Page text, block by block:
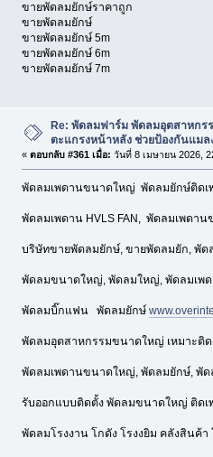
ขายพัดลมยักษ์ราคาถูก
ขายพัดลมยักษ์
ขายพัดลมยักษ์ 5m
ขายพัดลมยักษ์ 6m
ขายพัดลมยักษ์ 7m
Re: พัดลมฟาร์ม พัดลมอุตสาหกร
ตะแกรงหน้าหลัง ช่วยป้องกันแมล
« ตอบกลับ #361 เมื่อ: วันที่ 8 เมษายน 2026,
พัดลมเพดานขนาดใหญ่ พัดลมยักษ์ติดเ
พัดลมเพดาน HVLS FAN, พัดลมเพดา
บริษัทขายพัดลมยักษ์, ขายพัดลมยัก, พัด
พัดลมขนาดใหญ่, พัดลมใหญ่, พัดลมเพ
พัดลมบิ๊กแฟน พัดลมยักษ์
พัดลมอุตสาหกรรมขนาดใหญ่ เหมาะติด
พัดลมเพดานขนาดใหญ่, พัดลมยักษ์, พัด
รับออกแบบติดตั้ง พัดลมขนาดใหญ่ ติดเ
พัดลมโรงงาน โกดัง โรงงยิม คลังสินค้า